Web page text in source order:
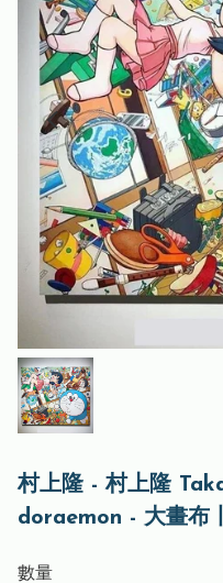
村上隆 - 村上隆
doraemon - 大畫布
數量